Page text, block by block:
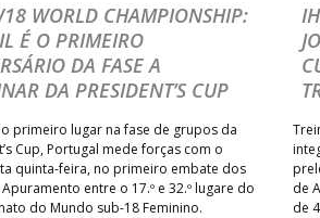
WORLD CHAMPIONSHIP:
É O PRIMEIRO
DA FASE A
DA PRESIDENT’S CUP
primeiro lugar na fase de grupos da
Cup, Portugal mede forças com o
quinta-feira, no primeiro embate dos
entre o 17.º e 32.º lugare do
do Mundo sub-18 Feminino.
de
de